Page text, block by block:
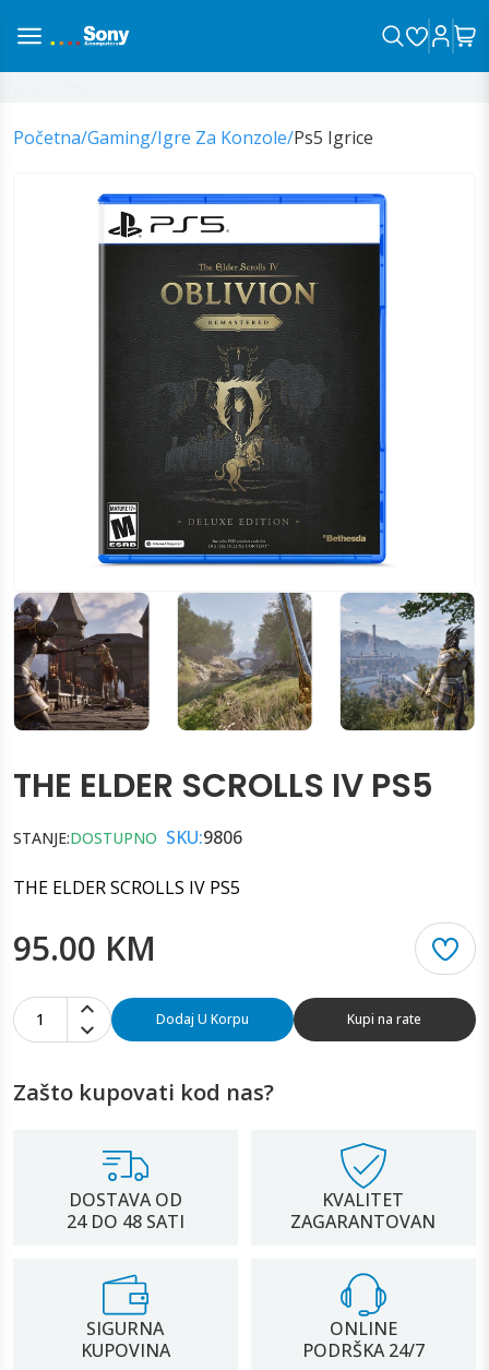
Početna/Gaming/Igre Za Konzole/Ps5 Igrice
THE ELDER SCROLLS IV PS5
STANJE:DOSTUPNO SKU:9806
THE ELDER SCROLLS IV PS5
95.00 KM
1 Dodaj U Korpu Kupi na rate
Zašto kupovati kod nas?
DOSTAVA OD
24 DO 48 SATI
KVALITET
ZAGARANTOVAN
SIGURNA
KUPOVINA
ONLINE
PODRŠKA 24/7